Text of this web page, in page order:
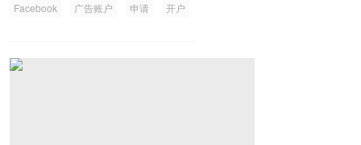
Facebook 广告账户 申请 开户